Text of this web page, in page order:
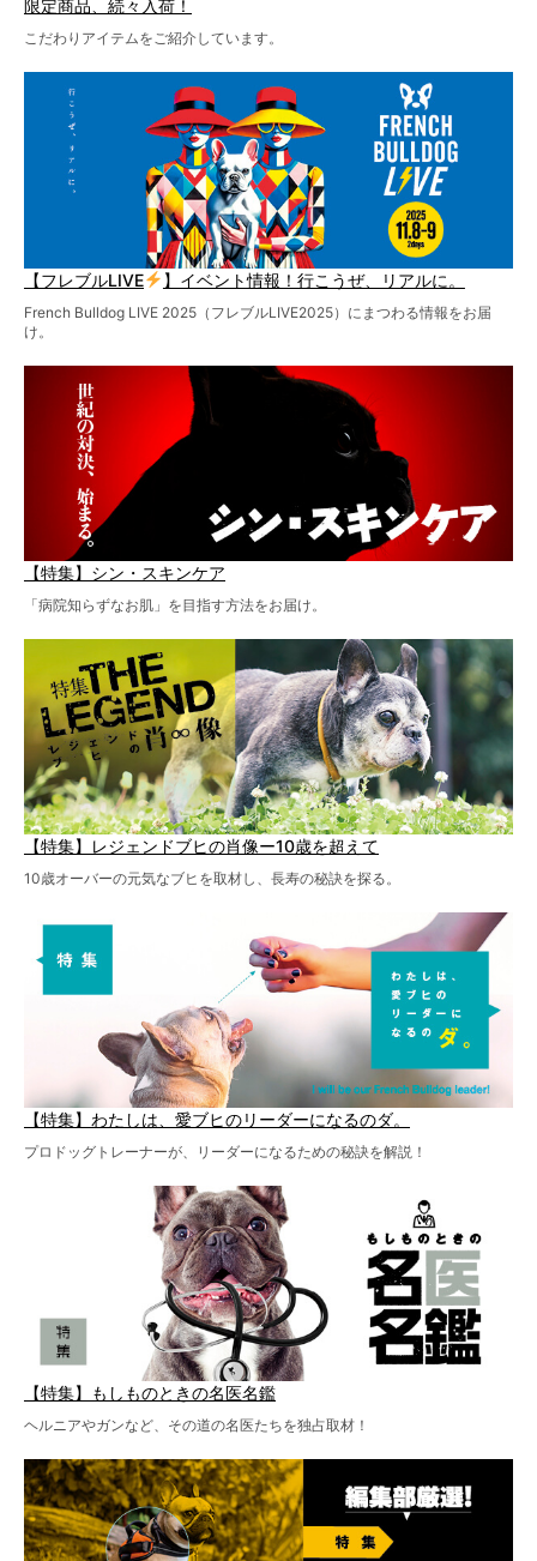
限定商品、続々入荷！
こだわりアイテムをご紹介しています。
【フレブルLIVE 】イベント情報！行こうぜ、リアルに。
French Bulldog LIVE 2025（フレブルLIVE2025）にまつわる情報をお届
け。
【特集】シン・スキンケア
「病院知らずなお肌」を目指す方法をお届け。
【特集】レジェンドブヒの肖像ー10歳を超えて
10歳オーバーの元気なブヒを取材し、長寿の秘訣を探る。
【特集】わたしは、愛ブヒのリーダーになるのダ。
プロドッグトレーナーが、リーダーになるための秘訣を解説！
【特集】もしものときの名医名鑑
ヘルニアやガンなど、その道の名医たちを独占取材！